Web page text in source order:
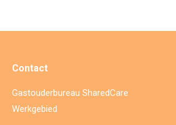
Contact
Gastouderbureau SharedCare
Werkgebied